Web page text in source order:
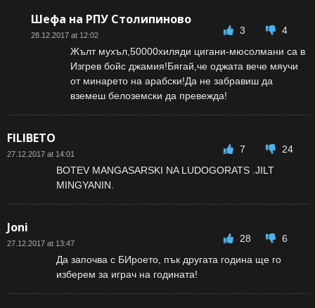
Шефа на РПУ Столипиново
28.12.2017 at 12:02 3
4
Жълт мухъл,50000хиляди цигани-мюсолмани са в
Изгрев бойс джамия!Бягай,че оджата вече мяучи
от минарето на арабски!Да не забравиш да
вземеш белоземски да превежда!
FILIBETO
27.12.2017 at 14:01 7
24
BOTEV MANGASARSKI NA LUDOGORATS .JILT
MINGYANIN.
Joni
27.12.2017 at 13:47 28
6
Да започва с БИроето, пък другата година ще го
изберем за играч на годината!